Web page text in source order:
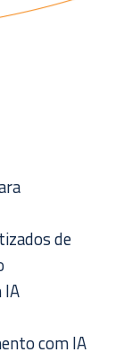
de
IA
com IA